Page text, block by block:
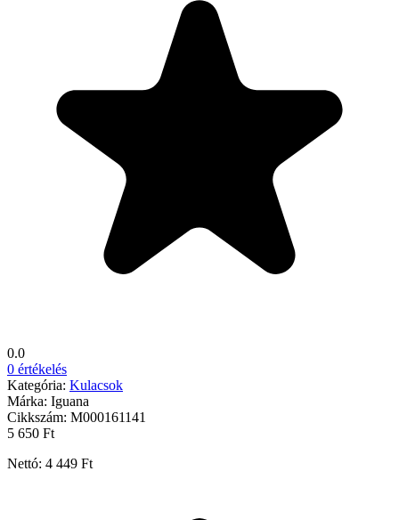
0.0
0 értékelés
Kategória: Kulacsok
Márka: Iguana
Cikkszám: M000161141
5 650 Ft
Nettó: 4 449 Ft